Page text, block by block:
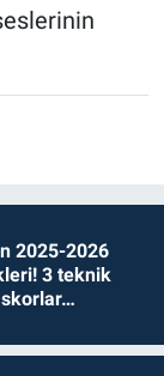
2025-2026
3 teknik